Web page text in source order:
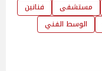
مستشفى
فنانين
الوسط الفني